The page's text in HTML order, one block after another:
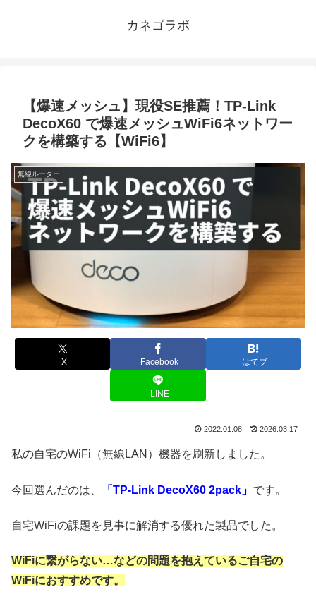
カネゴラボ
【爆速メッシュ】現役SE推薦！TP-Link
DecoX60 で爆速メッシュWiFi6ネットワー
クを構築する【WiFi6】
無線ルーター
X Facebook はてブ
LINE
2022.01.08 2026.03.17
私の自宅のWiFi（無線LAN）機器を刷新しました。
今回選んだのは、 「TP-Link DecoX60 2pack」 です。
自宅WiFiの課題を見事に解消する優れた製品でした。
WiFiに繋がらない…などの問題を抱えているご自宅の
WiFiにおすすめです。